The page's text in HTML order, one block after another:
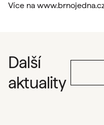
Více na
Další
aktuality